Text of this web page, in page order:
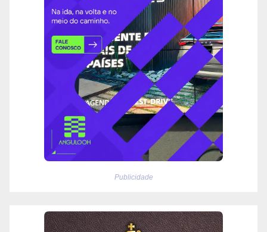
Publicidade